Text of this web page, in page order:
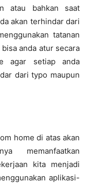
atau bahkan saat
akan terhindar dari
tatanan
anda atur secara
agar setiap anda
dari typo maupun
home di atas akan
memanfaatkan
kita menjadi
aplikasi-